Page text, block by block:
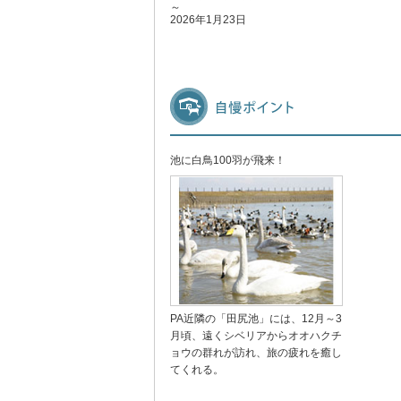
～
2026年1月23日
池に白鳥100羽が飛来！
PA近隣の「田尻池」には、12月～3
月頃、遠くシベリアからオオハクチ
ョウの群れが訪れ、旅の疲れを癒し
てくれる。